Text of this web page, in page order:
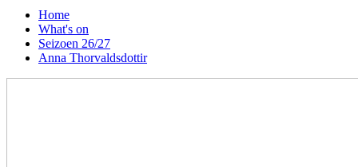
Home
What's on
Seizoen 26/27
Anna Thorvaldsdottir